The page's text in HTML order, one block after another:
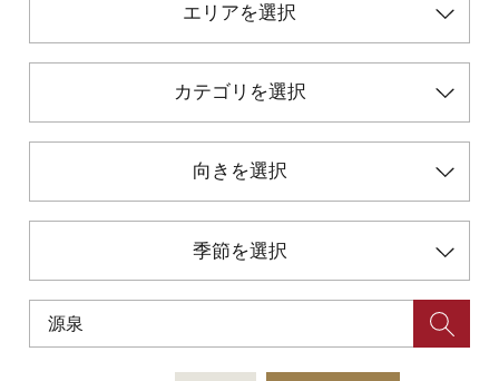
初めての加賀温泉郷
加賀に泊まって！北陸巡り♪
ご当地グルメ
加賀 旅先納税
FAQ
エリアを選択
カテゴリを選択
向きを選択
季節を選択